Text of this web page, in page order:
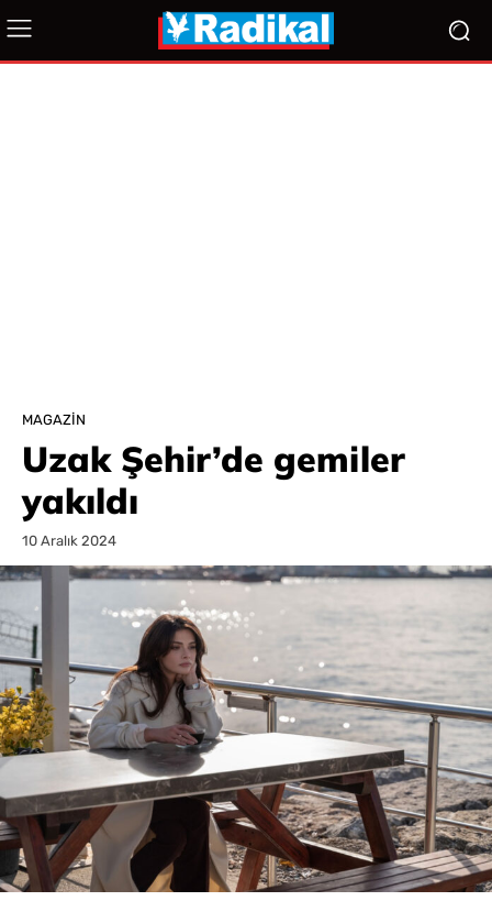
MAGAZIN
Uzak Şehir’de gemiler
yakıldı
10 Aralık 2024